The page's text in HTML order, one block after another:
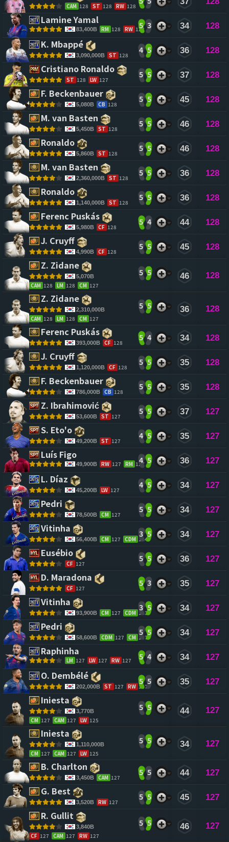
CAM 128 ST 128 RW 128
Lamine Yamal
83,400B RM 128 RW 128
5 3 34 128
K. Mbappé
3,090,000B ST 128
4 5 36 128
Cristiano Ronaldo
ST 128 LW 127
5 5 37 128
F. Beckenbauer
5,080B CB 128
5 5 45 128
M. van Basten
5,450B ST 128
5 5 46 128
Ronaldo
5,860B ST 128
5 5 46 128
M. van Basten
2,360,000B ST 128
5 5 36 128
Ronaldo
1,140,000B ST 128
5 5 36 128
Ferenc Puskás
5,980B CF 128
5 4 44 128
J. Cruyff
4,990B CF 128
5 5 45 128
Z. Zidane
5,070B
CAM 128 LM 128 CM 127
5 5 46 128
Z. Zidane
2,310,000B
CAM 128 LM 128 CM 127
5 5 36 128
Ferenc Puskás
393,000B CF 128
5 4 34 128
J. Cruyff
1,120,000B CF 128
5 5 35 128
F. Beckenbauer
786,000B CB 128
5 5 35 128
Z. Ibrahimović
53,600B ST 127
5 5 37 127
S. Eto'o
49,200B ST 127
4 5 35 127
Luís Figo
49,900B RW 127 RM 127
4 5 36 127
L. Díaz
45,200B LW 127
4 5 34 127
Pedri
78,500B CM 127
5 5 34 127
Vitinha
56,400B CM 127 CDM 124
3 5 34 127
Eusébio
CF 127
5 5 36 127
D. Maradona
CF 127
5 3 35 127
Vitinha
93,900B CM 127 CDM 123
3 5 34 127
Pedri
58,600B CDM 127 CM 127
5 5 34 127
Raphinha
LM 127 LW 127 RW 127 5 4 34 127
O. Dembélé
202,000B ST 127 RW 127
5 5 35 127
Iniesta
3,770B
CM 127 CAM 127 LW 125
5 5 44 127
Iniesta
1,110,000B
CM 127 CAM 127 LW 125
5 5 34 127
B. Charlton
3,450B CAM 127
5 5 44 127
G. Best
3,520B RW 127
5 5 45 127
R. Gullit
3,840B
CF 127 CAM 127 RW 127
5 5 46 127